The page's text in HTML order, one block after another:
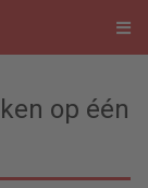
op één